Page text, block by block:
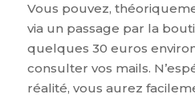
Vous pouvez,
via un passage par la
quelques 30 euros
consulter vos mails.
réalité, vous aurez